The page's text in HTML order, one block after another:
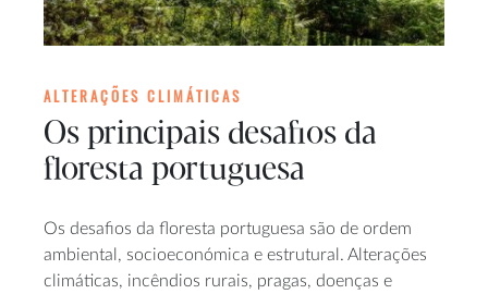
ALTERAÇÕES CLIMÁTICAS
Os principais desafios da
floresta portuguesa
Os desafios da floresta portuguesa são de ordem
ambiental, socioeconómica e estrutural. Alterações
climáticas, incêndios rurais, pragas, doenças e